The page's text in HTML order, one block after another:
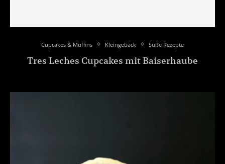
Cupcakes & Muffins Kleingebäck Süße Rezepte
Tres Leches Cupcakes mit Baiserhaube